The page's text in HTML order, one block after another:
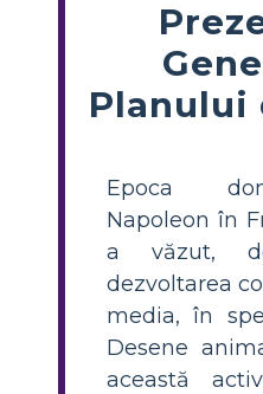
Planului
Epoca
Napoleon în
a văzut,
dezvoltarea
media, în
Desene
această